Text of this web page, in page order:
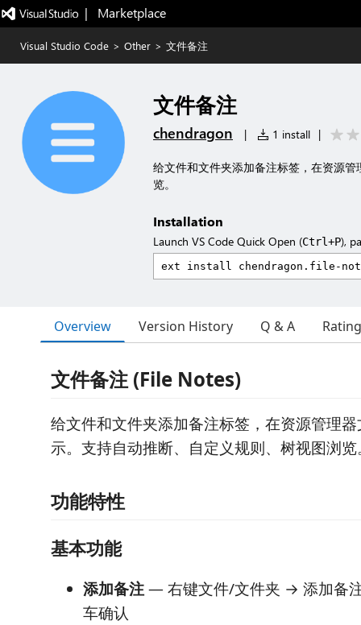
|   Marketplace
Visual Studio Code > Other > 文件备注
文件备注
chendragon | 1 install |
给文件和文件夹添加备注标签，在资源
览。
Installation
Launch VS Code Quick Open (Ctrl+P),
Overview Version History Q & A
文件备注 (File Notes)
给文件和文件夹添加备注标签，在资源管理
示。支持自动推断、自定义规则、树视图浏览
功能特性
基本功能
添加备注— 右键文件/文件夹 → 添加备
车确认